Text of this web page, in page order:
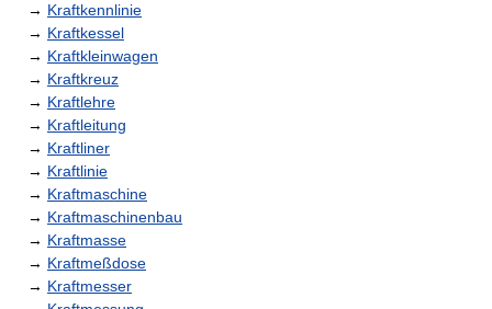
→ Kraftkennlinie
→ Kraftkessel
→ Kraftkleinwagen
→ Kraftkreuz
→ Kraftlehre
→ Kraftleitung
→ Kraftliner
→ Kraftlinie
→ Kraftmaschine
→ Kraftmaschinenbau
→ Kraftmasse
→ Kraftmeßdose
→ Kraftmesser